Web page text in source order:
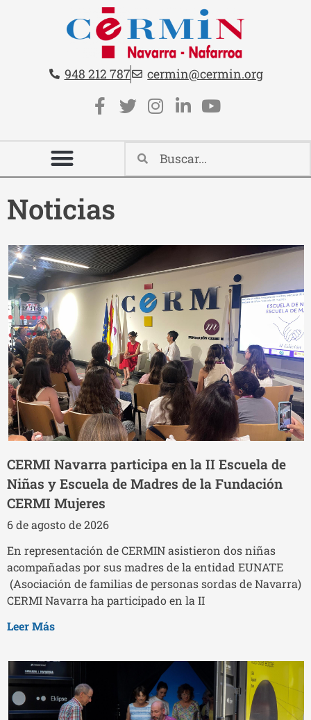
Contacto cabecera
Teléfono:
948 212 787 Email:
cermin@cermin.org
Redes sociales cabecera
Noticias
CERMI Navarra participa en la II Escuela de
Niñas y Escuela de Madres de la Fundación
CERMI Mujeres
6 de agosto de 2026
En representación de CERMIN asistieron dos niñas
acompañadas por sus madres de la entidad EUNATE
(Asociación de familias de personas sordas de Navarra)
CERMI Navarra ha participado en la II
Leer Más